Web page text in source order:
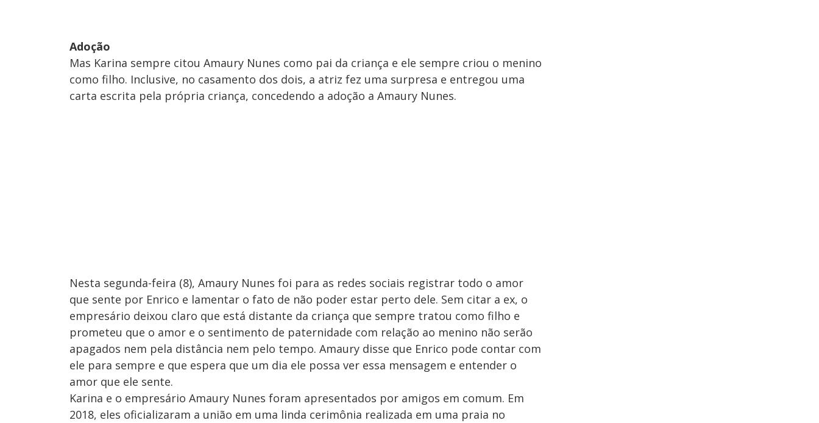
Adoção
Mas Karina sempre citou Amaury Nunes como pai da criança e ele sempre criou o menino
como filho. Inclusive, no casamento dos dois, a atriz fez uma surpresa e entregou uma
carta escrita pela própria criança, concedendo a adoção a Amaury Nunes.
Nesta segunda-feira (8), Amaury Nunes foi para as redes sociais registrar todo o amor
que sente por Enrico e lamentar o fato de não poder estar perto dele. Sem citar a ex, o
empresário deixou claro que está distante da criança que sempre tratou como filho e
prometeu que o amor e o sentimento de paternidade com relação ao menino não serão
apagados nem pela distância nem pelo tempo. Amaury disse que Enrico pode contar com
ele para sempre e que espera que um dia ele possa ver essa mensagem e entender o
amor que ele sente.
Karina e o empresário Amaury Nunes foram apresentados por amigos em comum. Em
2018, eles oficializaram a união em uma linda cerimônia realizada em uma praia no